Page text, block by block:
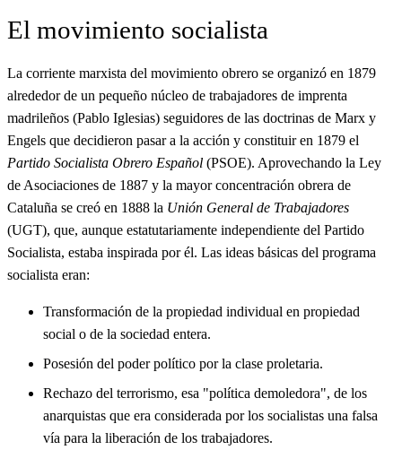
El movimiento socialista
La corriente marxista del movimiento obrero se organizó en 1879
alrededor de un pequeño núcleo de trabajadores de imprenta
madrileños (Pablo Iglesias) seguidores de las doctrinas de Marx y
Engels que decidieron pasar a la acción y constituir en 1879 el
Partido Socialista Obrero Español (PSOE). Aprovechando la Ley
de Asociaciones de 1887 y la mayor concentración obrera de
Cataluña se creó en 1888 la Unión General de Trabajadores
(UGT), que, aunque estatutariamente independiente del Partido
Socialista, estaba inspirada por él. Las ideas básicas del programa
socialista eran:
Transformación de la propiedad individual en propiedad
social o de la sociedad entera.
Posesión del poder político por la clase proletaria.
Rechazo del terrorismo, esa "política demoledora", de los
anarquistas que era considerada por los socialistas una falsa
vía para la liberación de los trabajadores.